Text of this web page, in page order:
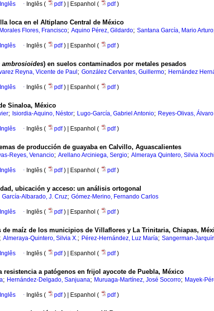
Inglês · Inglês ( pdf) | Espanhol ( pdf)
loca en el Altiplano Central de México
Morales Flores, Francisco; Aquino Pérez, Gildardo; Santana García, Mario Arturo
Inglês · Inglês ( pdf) | Espanhol ( pdf)
ambrosioides) en suelos contaminados por metales pesados
Reyna, Vicente de Paul ; González Cervantes, Guillermo; Hernández
Inglês · Inglês ( pdf) | Espanhol ( pdf)
Sinaloa, México
; Isiordia-Aquino, Néstor; Lugo-García, Gabriel Antonio; Reyes-Olivas, Álvaro
Inglês · Inglês ( pdf) | Espanhol ( pdf)
de producción de guayaba en Calvillo, Aguascalientes
Reyes, Venancio; Arellano Arciniega, Sergio; Almeraya Quintero, Silvia
Inglês · Inglês ( pdf) | Espanhol ( pdf)
ubicación y acceso: un análisis ortogonal
García-Albarado, J. Cruz; Gómez-Merino, Fernando Carlos
Inglês · Inglês ( pdf) | Espanhol ( pdf)
maíz de los municipios de Villaflores y La Trinitaria, Chiapas,
; Almeraya-Quintero, Silvia X.; Pérez-Hernández, Luz María; Sangerman-
Inglês · Inglês ( pdf) | Espanhol ( pdf)
resistencia a patógenos en frijol ayocote de Puebla, México
; Hernández-Delgado, Sanjuana; Muruaga-Martínez, José Socorro; Mayek-
Inglês · Inglês ( pdf) | Espanhol ( pdf)